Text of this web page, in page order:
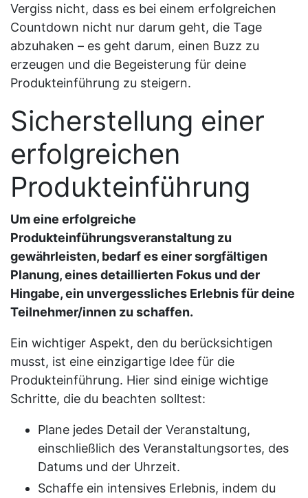
Vergiss nicht, dass es bei einem erfolgreichen
Countdown nicht nur darum geht, die Tage
abzuhaken – es geht darum, einen Buzz zu
erzeugen und die Begeisterung für deine
Produkteinführung zu steigern.
Sicherstellung einer
erfolgreichen
Produkteinführung
Um eine erfolgreiche
Produkteinführungsveranstaltung zu
gewährleisten, bedarf es einer sorgfältigen
Planung, eines detaillierten Fokus und der
Hingabe, ein unvergessliches Erlebnis für deine
Teilnehmer/innen zu schaffen.
Ein wichtiger Aspekt, den du berücksichtigen
musst, ist eine einzigartige Idee für die
Produkteinführung. Hier sind einige wichtige
Schritte, die du beachten solltest:
Plane jedes Detail der Veranstaltung,
einschließlich des Veranstaltungsortes, des
Datums und der Uhrzeit.
Schaffe ein intensives Erlebnis, indem du